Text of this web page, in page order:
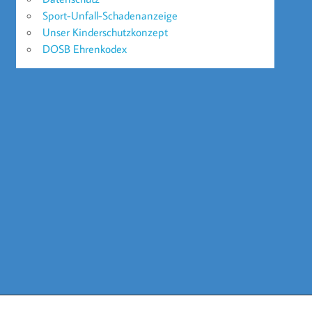
Sport-Unfall-Schadenanzeige
Unser Kinderschutzkonzept
DOSB Ehrenkodex